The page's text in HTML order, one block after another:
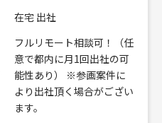
在宅 出社
フルリモート相談可！（任
意で都内に月1回出社の可
能性あり） ※参画案件に
より出社頂く場合がござい
ます。